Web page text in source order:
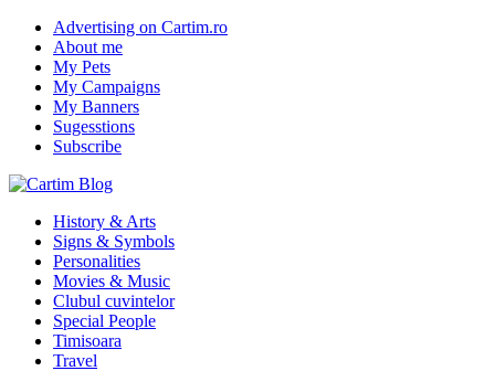
Advertising on Cartim.ro
About me
My Pets
My Campaigns
My Banners
Sugesstions
Subscribe
History & Arts
Signs & Symbols
Personalities
Movies & Music
Clubul cuvintelor
Special People
Timisoara
Travel